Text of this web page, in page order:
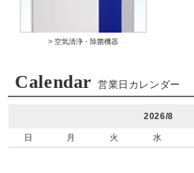
> 空気清浄・除菌機器
Calendar 営業日カレンダー
2026/8
日 月 火 水